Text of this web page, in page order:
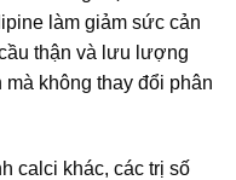
làm giảm sức cản
thận và lưu lượng
không thay đổi phân
calci khác, các trị số